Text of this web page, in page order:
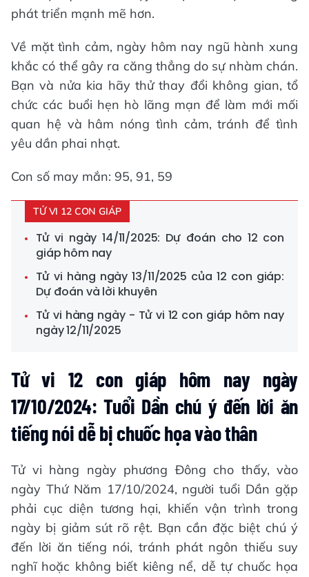
phát triển mạnh mẽ hơn.
Về mặt tình cảm, ngày hôm nay ngũ hành xung
khắc có thể gây ra căng thẳng do sự nhàm chán.
Bạn và nửa kia hãy thử thay đổi không gian, tổ
chức các buổi hẹn hò lãng mạn để làm mới mối
quan hệ và hâm nóng tình cảm, tránh để tình
yêu dần phai nhạt.
Con số may mắn: 95, 91, 59
TỬ VI 12 CON GIÁP
Tử vi ngày 14/11/2025: Dự đoán cho 12 con
giáp hôm nay
Tử vi hàng ngày 13/11/2025 của 12 con giáp:
Dự đoán và lời khuyên
Tử vi hàng ngày - Tử vi 12 con giáp hôm nay
ngày 12/11/2025
Tử vi 12 con giáp hôm nay ngày
17/10/2024: Tuổi Dần chú ý đến lời ăn
tiếng nói dễ bị chuốc họa vào thân
Tử vi hàng ngày phương Đông cho thấy, vào
ngày Thứ Năm 17/10/2024, người tuổi Dần gặp
phải cục diện tương hại, khiến vận trình trong
ngày bị giảm sút rõ rệt. Bạn cần đặc biệt chú ý
đến lời ăn tiếng nói, tránh phát ngôn thiếu suy
nghĩ hoặc không biết kiêng nể, dễ tự chuốc họa